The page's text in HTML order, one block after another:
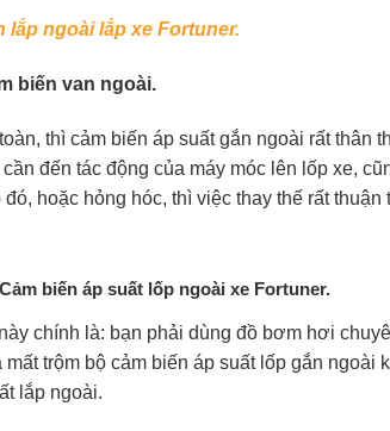
lắp ngoài lắp xe Fortuner.
biến van ngoài.
thì cảm biến áp suất gắn ngoài rất thân
đến tác động của máy móc lên lốp xe,
hoặc hỏng hóc, thì việc thay thế rất
biến áp suất lốp ngoài xe Fortuner.
chính là: bạn phải dùng đồ bơm hơi
trộm bộ cảm biến áp suất lốp gắn ngoài
lắp ngoài.